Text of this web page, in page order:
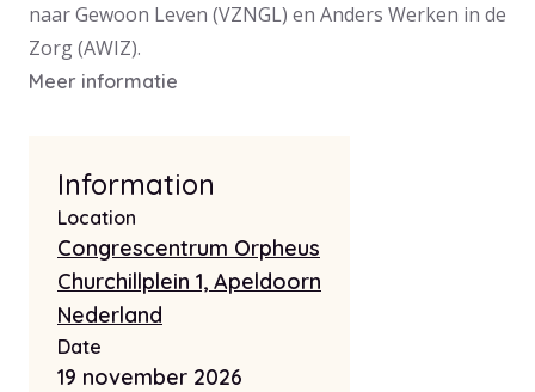
naar Gewoon Leven (VZNGL) en Anders Werken in de
Zorg (AWIZ).
Meer informatie
Information
Location
| ©
contributors
Congrescentrum Orpheus
Churchillplein 1, Apeldoorn
Nederland
Date
19 november 2026